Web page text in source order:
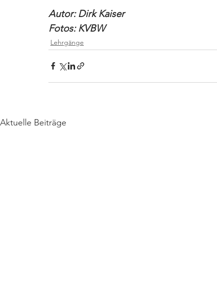
Autor: Dirk Kaiser
Fotos: KVBW
Lehrgänge
Aktuelle Beiträge